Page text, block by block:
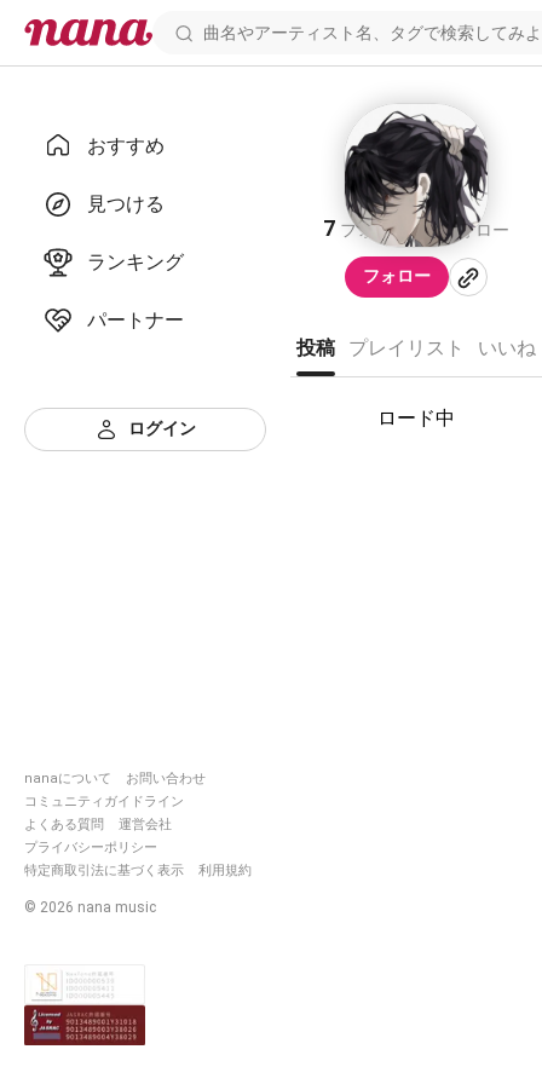
おすすめ
見つける
ランキング
パートナー
ログイン
nanaについて
お問い合わせ
コミュニティガイドライン
よくある質問
運営会社
プライバシーポリシー
特定商取引法に基づく表示
利用規約
© 2026 nana music
t
7 フォロワー 4 フォロー
フォロー
投稿 プレイリスト いいね
ロード中